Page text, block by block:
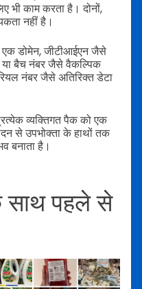
भी काम करता है। दोनों,
नहीं है।
डोमेन, जीटीआईएन जैसे
या बैच नंबर जैसे वैकल्पिक
नंबर जैसे अतिरिक्त डेटा
व्यक्तिगत पैक को एक
से उपभोक्ता के हाथों तक
बनाता है।
पहले से